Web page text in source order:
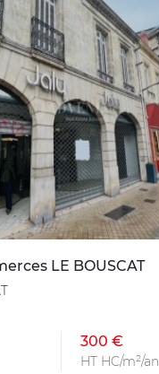
LE BOUSCAT
300 €
HT HC/m²/an